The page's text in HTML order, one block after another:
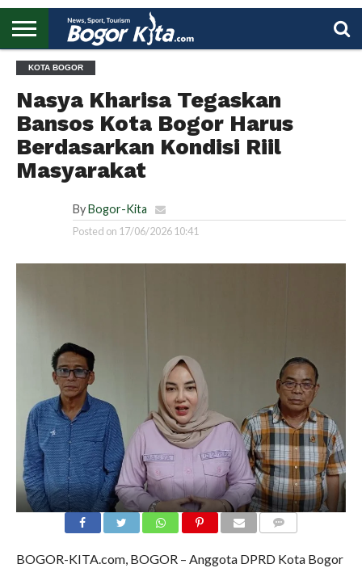
BOGOR
REGIONAL
NASIONAL
PENDIDIKAN
WISATA
OLAHRAGA
LAPORAN
PROFIL
KOTA BOGOR
Nasya Kharisa Tegaskan
Bansos Kota Bogor Harus
Berdasarkan Kondisi Riil
Masyarakat
By Bogor-Kita
Posted on 17/06/2026 10:41
BOGOR-KITA.com, BOGOR – Anggota DPRD Kota Bogor